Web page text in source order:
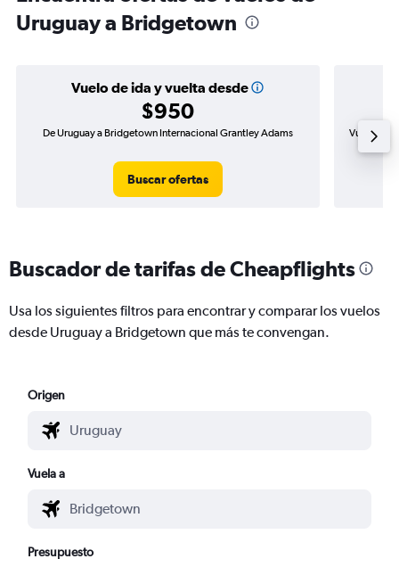
Uruguay a Bridgetown
Vuelo de ida y vuelta desde
$950
De Uruguay a Bridgetown Internacional Grantley Adams
Buscar ofertas
Vuelo de
Buscador de tarifas de Cheapflights
Usa los siguientes filtros para encontrar y comparar los vuelos
desde Uruguay a Bridgetown que más te convengan.
Origen
Vuela a
Presupuesto